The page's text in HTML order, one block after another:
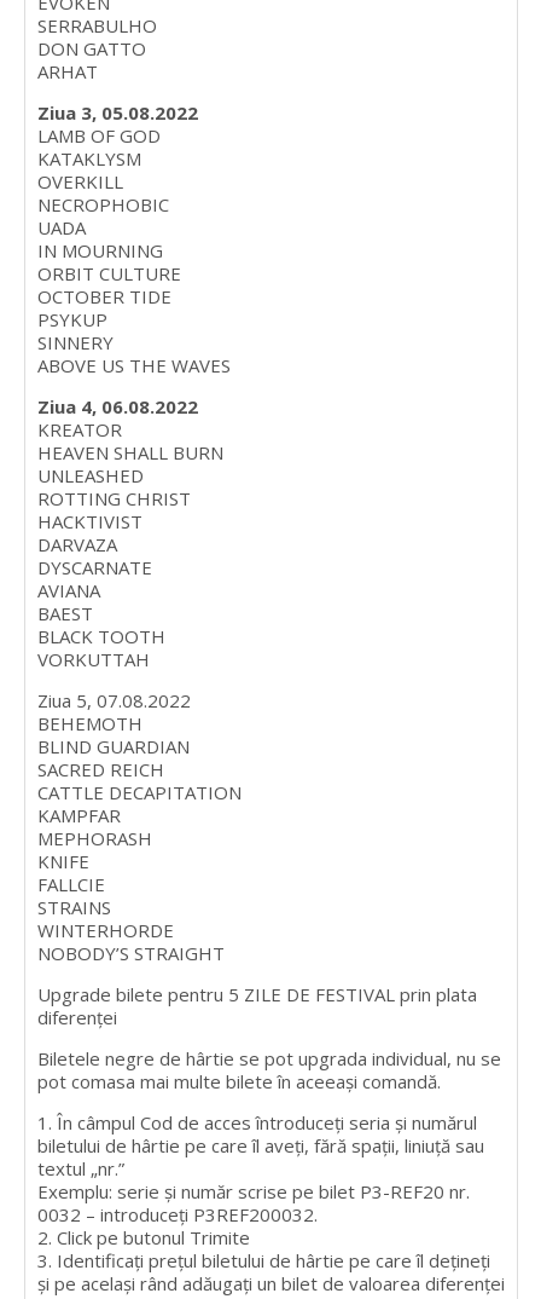
SERRABULHO
DON GATTO
ARHAT
Ziua 3, 05.08.2022
LAMB OF GOD
KATAKLYSM
OVERKILL
NECROPHOBIC
UADA
IN MOURNING
ORBIT CULTURE
OCTOBER TIDE
PSYKUP
SINNERY
ABOVE US THE WAVES
Ziua 4, 06.08.2022
KREATOR
HEAVEN SHALL BURN
UNLEASHED
ROTTING CHRIST
HACKTIVIST
DARVAZA
DYSCARNATE
AVIANA
BAEST
BLACK TOOTH
VORKUTTAH
Ziua 5, 07.08.2022
BEHEMOTH
BLIND GUARDIAN
SACRED REICH
CATTLE DECAPITATION
KAMPFAR
MEPHORASH
KNIFE
FALLCIE
STRAINS
WINTERHORDE
NOBODY’S STRAIGHT
Upgrade bilete pentru 5 ZILE DE FESTIVAL prin plata
diferenței
Biletele negre de hârtie se pot upgrada individual, nu se
pot comasa mai multe bilete în aceeași comandă.
1. În câmpul Cod de acces întroduceți seria și numărul
biletului de hârtie pe care îl aveți, fără spații, liniuță sau
textul „nr.”
Exemplu: serie și număr scrise pe bilet P3-REF20 nr.
0032 – introduceți P3REF200032.
2. Click pe butonul Trimite
3. Identificați prețul biletului de hârtie pe care îl dețineți
și pe același rând adăugați un bilet de valoarea diferenței